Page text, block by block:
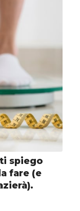
spiego
fare (e